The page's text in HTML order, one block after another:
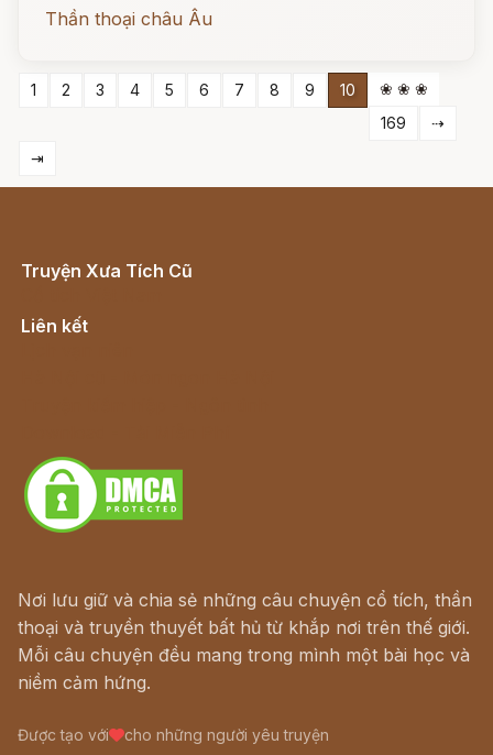
Thần thoại châu Âu
1 2 3 4 5 6 7 8 9 10
❀ ❀ ❀
169
⇢
⇥
Truyện Xưa Tích Cũ
Liên kết
Nơi lưu giữ và chia sẻ những câu chuyện cổ tích, thần
thoại và truyền thuyết bất hủ từ khắp nơi trên thế giới.
Mỗi câu chuyện đều mang trong mình một bài học và
niềm cảm hứng.
Được tạo với cho những người yêu truyện